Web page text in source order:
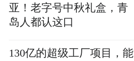
亚！老字号中秋礼盒，青
岛人都认这口
130亿的超级工厂项目，能